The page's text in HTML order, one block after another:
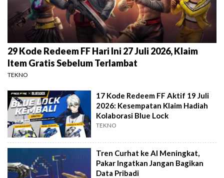
29 Kode Redeem FF Hari Ini 27 Juli 2026, Klaim
Item Gratis Sebelum Terlambat
TEKNO
17 Kode Redeem FF Aktif 19 Juli
2026: Kesempatan Klaim Hadiah
Kolaborasi Blue Lock
TEKNO
Tren Curhat ke AI Meningkat,
Pakar Ingatkan Jangan Bagikan
Data Pribadi